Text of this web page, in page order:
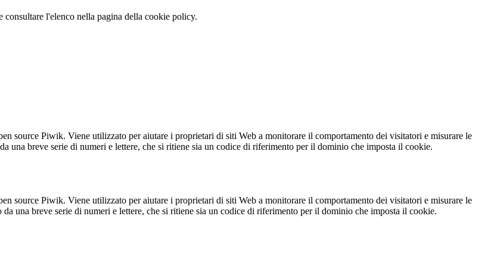
l'elenco nella pagina della cookie policy.
source Piwik. Viene utilizzato per aiutare i proprietari di siti Web a monitorare il comportamento dei visitatori e misurare le
una breve serie di numeri e lettere, che si ritiene sia un codice di riferimento per il dominio che imposta il cookie.
source Piwik. Viene utilizzato per aiutare i proprietari di siti Web a monitorare il comportamento dei visitatori e misurare le
una breve serie di numeri e lettere, che si ritiene sia un codice di riferimento per il dominio che imposta il cookie.